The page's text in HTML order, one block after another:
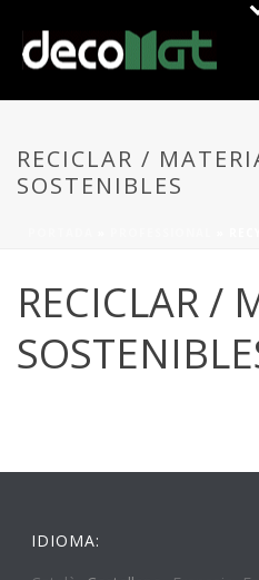
RECICLAR /
SOSTENIBLES
RECICLAR /
IDIOMA: